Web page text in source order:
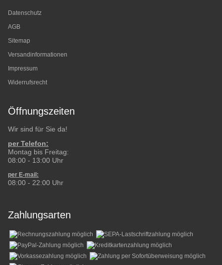
Datenschutz
AGB
Sitemap
Versandinformationen
Impressum
Widerrufsrecht
Öffnungszeiten
Wir sind für Sie da!
per Telefon:
Montag bis Freitag:
08:00 - 13:00 Uhr
per E-mail:
08:00 - 22:00 Uhr
Zahlungsarten